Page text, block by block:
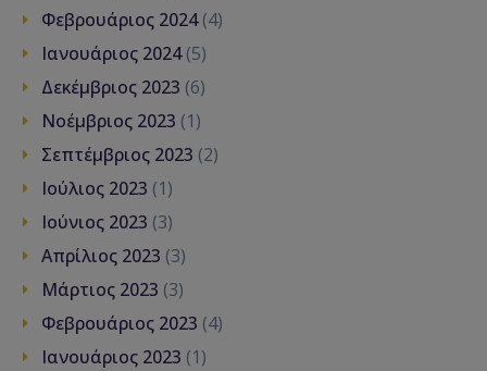
Φεβρουάριος 2024(4)
Ιανουάριος 2024(5)
Δεκέμβριος 2023 (6)
Νοέμβριος 2023 (1)
Σεπτέμβριος 2023 (2)
Ιούλιος 2023 (1)
Ιούνιος 2023 (3)
Απρίλιος 2023 (3)
Μάρτιος 2023 (3)
Φεβρουάριος 2023 (4)
Ιανουάριος 2023 (1)